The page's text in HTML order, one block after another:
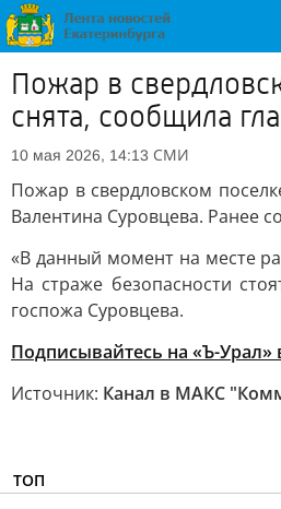
Пожар в
снята, сообщила
10 мая 2026, 14:13 СМИ
Пожар в свердловском
Валентина Суровцева. Ранее
«В данный момент на месте
На страже безопасности
госпожа Суровцева.
Подписывайтесь на «Ъ-Урал»
Источник: Канал в МАКС
ТОП